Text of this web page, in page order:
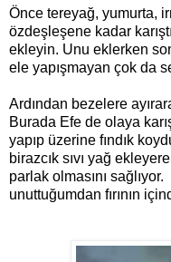
Önce tereyağ, yumurta,
özdeşleşene kadar
ekleyin. Unu eklerken
ele yapışmayan çok da
Ardından bezelere
Burada Efe de olaya
yapıp üzerine fındık
birazcık sıvı yağ
parlak olmasını
unuttuğumdan fırının